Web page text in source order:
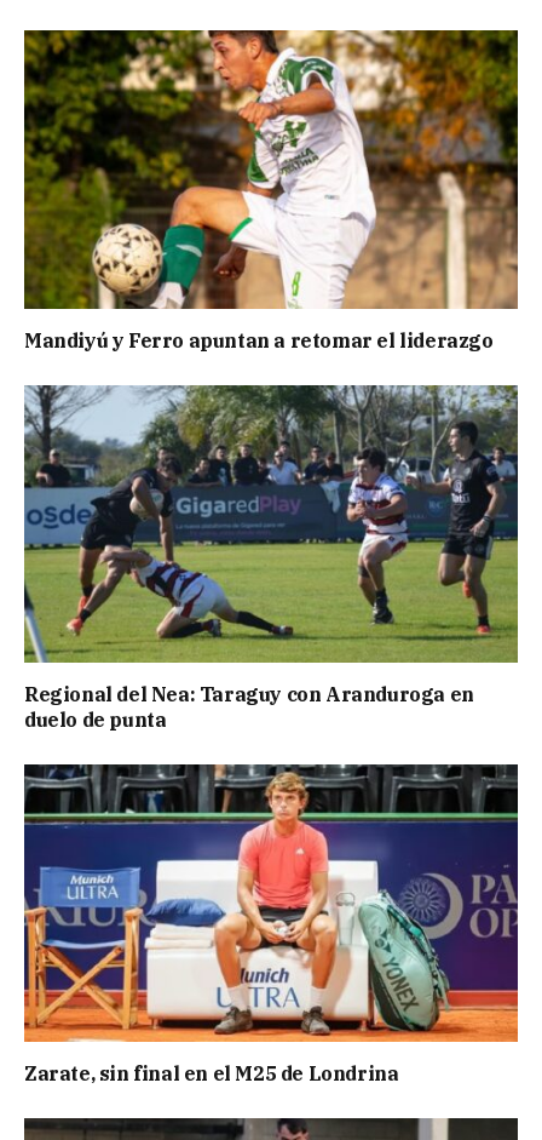
Mandiyú y Ferro apuntan a retomar el liderazgo
Regional del Nea: Taraguy con Aranduroga en
duelo de punta
Zarate, sin final en el M25 de Londrina